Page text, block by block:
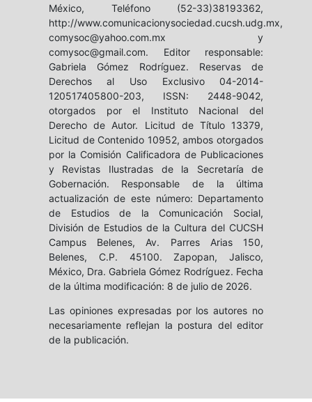
México, Teléfono (52-33)38193362,
http://www.comunicacionysociedad.cucsh.udg.mx,
comysoc@yahoo.com.mx y
comysoc@gmail.com. Editor responsable:
Gabriela Gómez Rodríguez. Reservas de
Derechos al Uso Exclusivo 04-2014-
120517405800-203, ISSN: 2448-9042,
otorgados por el Instituto Nacional del
Derecho de Autor. Licitud de Título 13379,
Licitud de Contenido 10952, ambos otorgados
por la Comisión Calificadora de Publicaciones
y Revistas Ilustradas de la Secretaría de
Gobernación. Responsable de la última
actualización de este número: Departamento
de Estudios de la Comunicación Social,
División de Estudios de la Cultura del CUCSH
Campus Belenes, Av. Parres Arias 150,
Belenes, C.P. 45100. Zapopan, Jalisco,
México, Dra. Gabriela Gómez Rodríguez. Fecha
de la última modificación: 8 de julio de 2026.
Las opiniones expresadas por los autores no
necesariamente reflejan la postura del editor
de la publicación.